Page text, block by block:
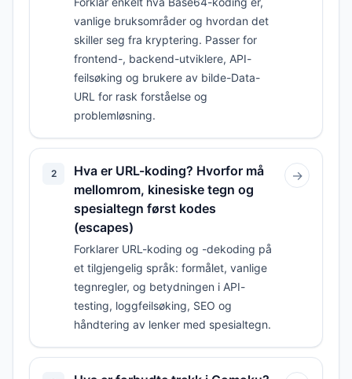
vanlige bruksområder og hvordan det
skiller seg fra kryptering. Passer for
frontend-, backend-utviklere, API-
feilsøking og brukere av bilde-Data-
URL for rask forståelse og
problemløsning.
2
Hva er URL-koding? Hvorfor må
mellomrom, kinesiske tegn og
spesialtegn først kodes
(escapes)
Forklarer URL-koding og -dekoding på
et tilgjengelig språk: formålet, vanlige
tegnregler, og betydningen i API-
testing, loggfeilsøking, SEO og
håndtering av lenker med spesialtegn.
→